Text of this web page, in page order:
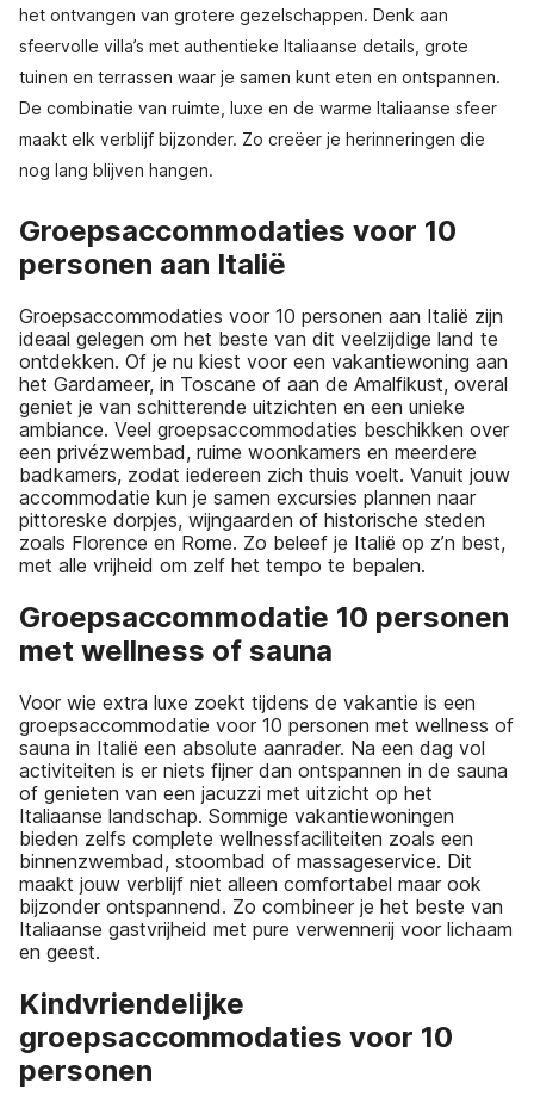
het ontvangen van grotere gezelschappen. Denk aan
sfeervolle villa’s met authentieke Italiaanse details, grote
tuinen en terrassen waar je samen kunt eten en ontspannen.
De combinatie van ruimte, luxe en de warme Italiaanse sfeer
maakt elk verblijf bijzonder. Zo creëer je herinneringen die
nog lang blijven hangen.
Groepsaccommodaties voor 10
personen aan Italië
Groepsaccommodaties voor 10 personen aan Italië zijn
ideaal gelegen om het beste van dit veelzijdige land te
ontdekken. Of je nu kiest voor een vakantiewoning aan
het Gardameer, in Toscane of aan de Amalfikust, overal
geniet je van schitterende uitzichten en een unieke
ambiance. Veel groepsaccommodaties beschikken over
een privézwembad, ruime woonkamers en meerdere
badkamers, zodat iedereen zich thuis voelt. Vanuit jouw
accommodatie kun je samen excursies plannen naar
pittoreske dorpjes, wijngaarden of historische steden
zoals Florence en Rome. Zo beleef je Italië op z’n best,
met alle vrijheid om zelf het tempo te bepalen.
Groepsaccommodatie 10 personen
met wellness of sauna
Voor wie extra luxe zoekt tijdens de vakantie is een
groepsaccommodatie voor 10 personen met wellness of
sauna in Italië een absolute aanrader. Na een dag vol
activiteiten is er niets fijner dan ontspannen in de sauna
of genieten van een jacuzzi met uitzicht op het
Italiaanse landschap. Sommige vakantiewoningen
bieden zelfs complete wellnessfaciliteiten zoals een
binnenzwembad, stoombad of massageservice. Dit
maakt jouw verblijf niet alleen comfortabel maar ook
bijzonder ontspannend. Zo combineer je het beste van
Italiaanse gastvrijheid met pure verwennerij voor lichaam
en geest.
Kindvriendelijke
groepsaccommodaties voor 10
personen